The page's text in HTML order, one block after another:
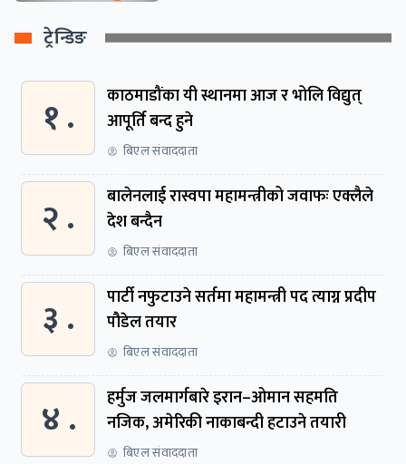
ट्रेन्डिङ
१ .
काठमाडौंका यी स्थानमा आज र भोलि विद्युत्
आपूर्ति बन्द हुने
बिएल संवाददाता
२ .
बालेनलाई रास्वपा महामन्त्रीको जवाफः एक्लैले
देश बन्दैन
बिएल संवाददाता
३ .
पार्टी नफुटाउने सर्तमा महामन्त्री पद त्याग्न प्रदीप
पौडेल तयार
बिएल संवाददाता
४ .
हर्मुज जलमार्गबारे इरान–ओमान सहमति
नजिक, अमेरिकी नाकाबन्दी हटाउने तयारी
बिएल संवाददाता